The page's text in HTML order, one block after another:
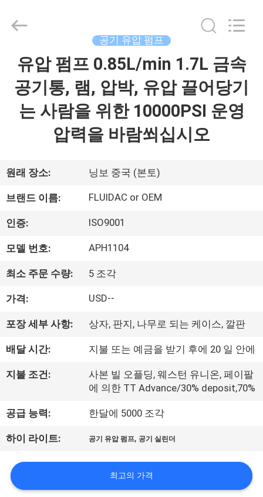
동
영
상
우
리
에
대
하
여
공
장
여
행
Copyright
FENGHUA
AUTOMATIC
CONTROL
CO.,LTD.
Reserved.
공기 유압 펌프
유압 펌프 0.85L/min 1.7L 금속
공기통, 램, 압박, 유압 끌어당기
는 사람을 위한 10000PSI 운영
압력을 바람쐬십시오
원래 장소: 닝보 중국 (본토)
브랜드 이름: FLUIDAC or OEM
인증: ISO9001
모델 번호: APH1104
최소 주문 수량: 5 조각
가격: USD--
포장 세부 사항: 상자, 판지, 나무로 되는 케이스, 깔판
배달 시간: 지불 또는 예금을 받기 후에 20 일 안에
지불 조건:
사본 빌 오플딩, 웨스턴 유니온, 페이팔
에 의한 TT Advance/30% deposit,70%
공급 능력: 한달에 5000 조각
하이 라이트: 공기 유압 펌프, 공기 실린더
최고의 가격